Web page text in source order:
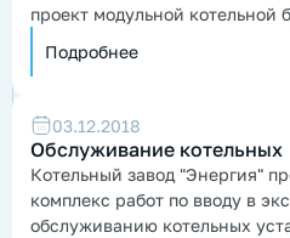
проект модульной котельной
Подробнее
03.12.2018
Обслуживание котельных
Котельный завод "Энергия"
комплекс работ по вводу в
обслуживанию котельных